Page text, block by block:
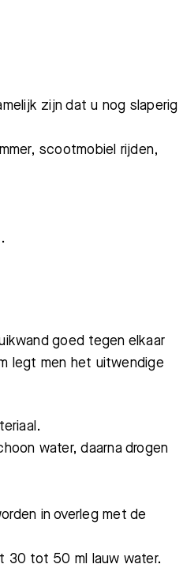
zijn dat u nog slaperig
scootmobiel rijden,
goed tegen elkaar
legt men het uitwendige
water, daarna drogen
in overleg met de
30 tot 50 ml lauw water.